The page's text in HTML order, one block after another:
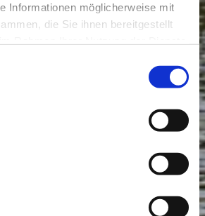
Informationen möglicherweise mit
die Sie ihnen bereitgestellt